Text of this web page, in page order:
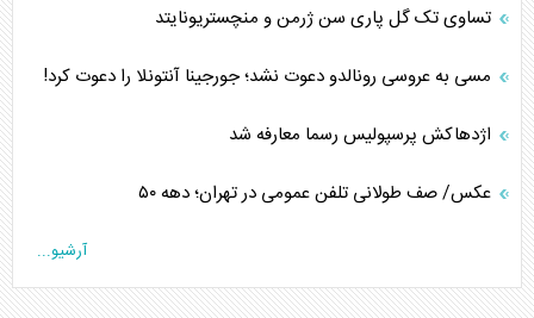
تساوی تک گل پاری سن ژرمن و منچستریونایتد
مسی به عروسی رونالدو دعوت نشد؛ جورجینا آنتونلا را دعوت کرد!
اژدهاکش پرسپولیس رسما معارفه شد
عکس/ صف طولانی تلفن عمومی در تهران؛ دهه ۵۰
آرشیو...